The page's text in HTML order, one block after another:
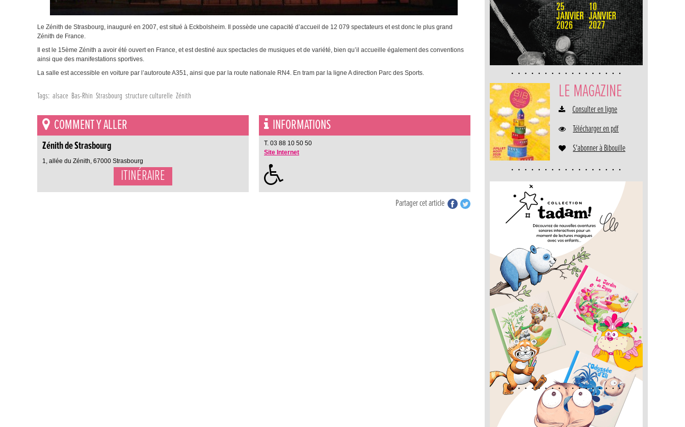
Le Zénith de Strasbourg, inauguré en 2007, est situé à Eckbolsheim. Il possède une capacité d’accueil de 12 079 spectateurs et est donc le plus grand
Zénith de France.
Il est le 15ème Zénith a avoir été ouvert en France, et est destiné aux spectacles de musiques et de variété, bien qu’il accueille également des conventions
ainsi que des manifestations sportives.
La salle est accessible en voiture par l’autoroute A351, ainsi que par la route nationale RN4. En tram par la ligne A direction Parc des Sports.
Tags: alsace Bas-Rhin Strasbourg structure culturelle Zénith
COMMENT Y ALLER
Zénith de Strasbourg
1, allée du Zénith, 67000 Strasbourg
ITINÉRAIRE
INFORMATIONS
T. 03 88 10 50 50
Site Internet
Partager cet article
LE MAGAZINE
Consulter en ligne
Télécharger en pdf
S'abonner à Bibouille